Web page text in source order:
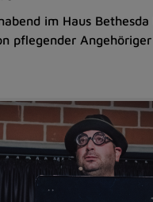
im Haus
pflegender Angehöriger